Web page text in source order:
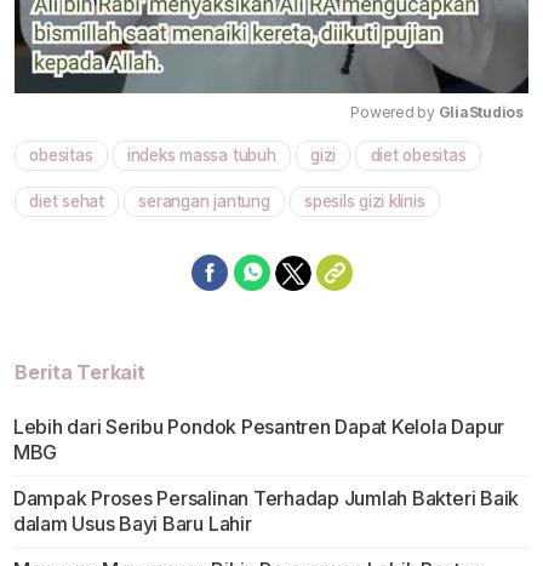
Mute
Powered by GliaStudios
obesitas indeks massa tubuh gizi diet obesitas
diet sehat serangan jantung spesils gizi klinis
Berita Terkait
Lebih dari Seribu Pondok Pesantren Dapat Kelola Dapur
MBG
Dampak Proses Persalinan Terhadap Jumlah Bakteri Baik
dalam Usus Bayi Baru Lahir